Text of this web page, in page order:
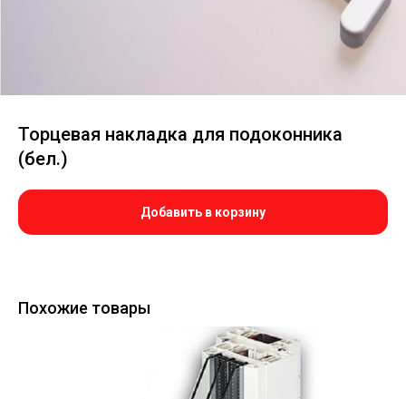
Торцевая накладка для подоконника
(бел.)
Добавить в корзину
Похожие товары